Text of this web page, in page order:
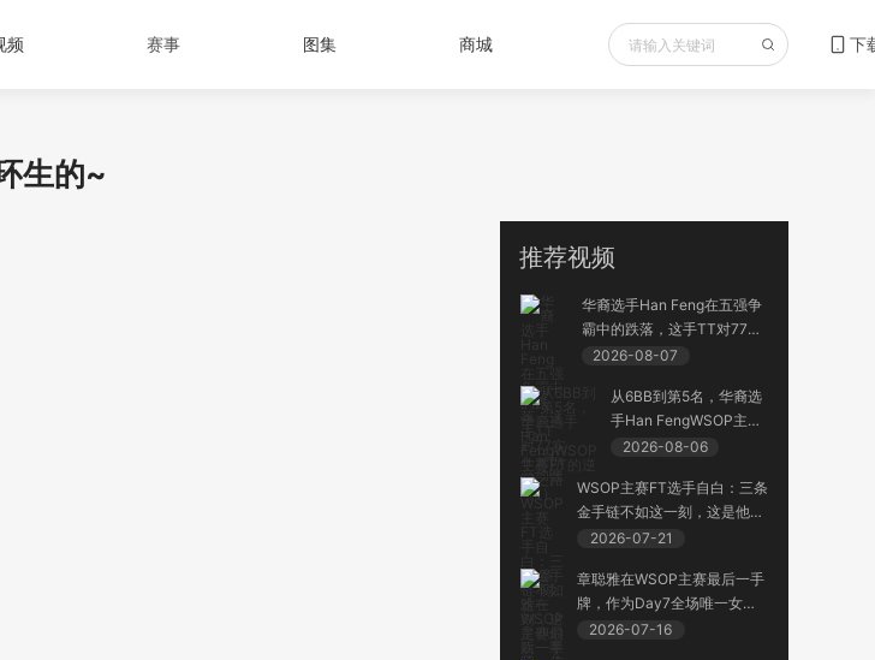
频 赛事 图集 商城 下
生的~
推荐视频
华裔选手Han Feng在五强争
霸中的跌落，这手TT对77实
在是惊心动魄
2026-08-07
从6BB到第5名，华裔选
手Han FengWSOP主赛
FT的逆袭之路（1）
2026-08-06
WSOP主赛FT选手自白：三条
金手链不如这一刻，这是他们
吹一辈子、传一辈子的封神时
2026-07-21
章聪雅在WSOP主赛最后一手
牌，作为Day7全场唯一女
性，她战到了最后一刻~
2026-07-16